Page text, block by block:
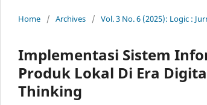
Home / Archives / Vol. 3 No. 6 (2025): Logic :
Implementasi Sistem
Produk Lokal Di Era
Thinking